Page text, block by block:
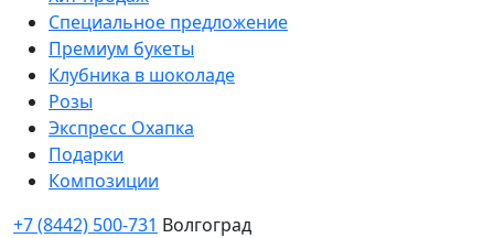
Специальное предложение
Премиум букеты
Клубника в шоколаде
Розы
Экспресс Охапка
Подарки
Композиции
+7 (8442) 500-731 Волгоград